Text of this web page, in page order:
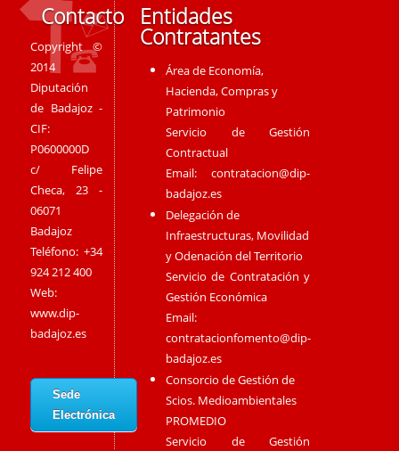
Contacto
Copyright ©
2014
Diputación
de Badajoz -
CIF:
P0600000D
c/ Felipe
Checa, 23 -
06071
Badajoz
Teléfono: +34
924 212 400
Web:
www.dip-
badajoz.es
Sede
Electrónica
Entidades
Contratantes
Área de Economía,
Hacienda, Compras y
Patrimonio
Servicio de Gestión
Contractual
Email:contratacion@dip-
badajoz.es
Delegación de
Infraestructuras, Movilidad
y Odenación del Territorio
Servicio de Contratación y
Gestión Económica
Email:
contratacionfomento@dip-
badajoz.es
Consorcio de Gestión de
Scios. Medioambientales
PROMEDIO
Servicio de Gestión